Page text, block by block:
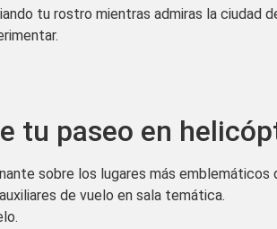
tu rostro mientras admiras la ciudad
tu paseo en
sobre los lugares más emblemáticos
de vuelo en sala temática.